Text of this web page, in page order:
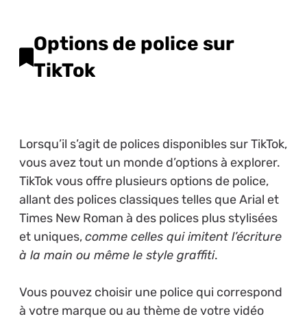
Options de police sur
TikTok
Lorsqu’il s’agit de polices disponibles sur TikTok,
vous avez tout un monde d’options à explorer.
TikTok vous offre plusieurs options de police,
allant des polices classiques telles que Arial et
Times New Roman à des polices plus stylisées
et uniques,comme celles qui imitent l’écriture
à la main ou même le style graffiti.
Vous pouvez choisir une police qui correspond
à votre marque ou au thème de votre vidéo